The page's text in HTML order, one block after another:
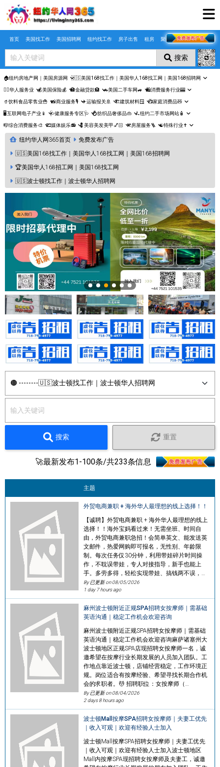
Skip to main content
首页 美国找工作 美国招聘网 纽约找工作 房子出售 租房 聚合页
搜索
🏠纽约房地产网｜美国房源网 🇺🇸美国168找工作｜美国华人168找工网｜美国168招聘网
🤵‍♀️华人服务业 💰美国保险💰 🏦金融贷款🏦 🚗美国二手车网🚙 🛍️消费服务行业🎰
🥤饮料食品零售业🍟 📸商业服务🎙️ ✈️运输报关🚢 🏗️建筑材料🪟 📺家庭消费品🧸
🖥️互联网电子产业📱 🩺健康服务专区🩺 💍纺织品奢侈品👜 🛴纽约二手市场网站🧴
🎼综合消费服务🎨 🎞️媒体娱乐📻 💈美容美发美甲💅🏻 ⚒️房屋服务🪜 ☯️特殊行业✝️
纽约华人网365首页
免费发布广告
🇺🇸美国168找工作｜美国华人168找工网｜美国168招聘网
🏆美国华人168招工网｜美国168找工网
🇺🇸波士顿找工作｜波士顿华人招聘网
搜索 重置
🚀最新发布1-100条/共233条信息
主题
外贸电商兼职 + 海外华人最理想的线上选择！！
【诚聘】外贸电商兼职 + 海外华人最理想的线上
选择！！海外宝妈看过来！无需坐班、时间自
由，外贸电商兼职急招！会简单英文、能发送英
文邮件，热爱网购即可报名，无性别、年龄限
制。每次任务仅30分钟，利用带娃碎片时间操
作，不耽误带娃，专人对接指导，新手也能上
手。多劳多得，轻松实现带娃、搞钱两不误，…
By 已更新 on08/05/2026
1 day 7 hours ago
麻州波士顿附近正规SPA招聘女按摩师｜需基础
英语沟通｜稳定工作机会欢迎咨询
麻州波士顿附近正规SPA招聘女按摩师｜需基础
英语沟通｜稳定工作机会欢迎咨询麻萨诸塞州大
波士顿地区正规SPA店现招聘女按摩师一名，诚
邀希望在按摩行业长期发展的人员加入团队。工
作地点靠近波士顿，店铺经营稳定，工作环境正
规。岗位适合有按摩经验、希望寻找长期合作机
会的求职者。💆 招聘职位：女按摩师（…
By 已更新 on08/04/2026
2 days 8 hours ago
波士顿Mall按摩SPA招聘女按摩师｜夫妻工优先
｜收入可观｜欢迎有经验人士加入
波士顿Mall按摩SPA招聘女按摩师｜夫妻工优先
｜收入可观｜欢迎有经验人士加入波士顿地区
Mall内按摩SPA现招聘女按摩师及夫妻工，诚邀